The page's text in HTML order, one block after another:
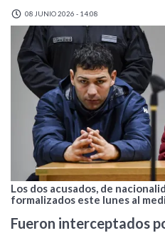
08 JUNIO 2026 - 14:08
Los dos acusados, de
formalizados este lunes al
Fueron interceptados